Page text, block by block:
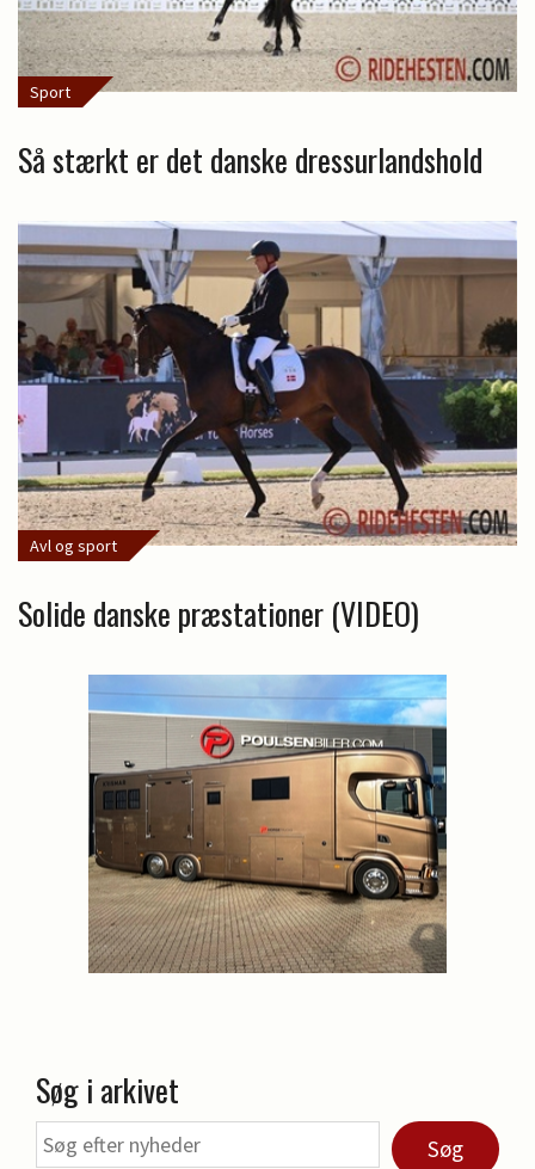
Sport
Så stærkt er det danske dressurlandshold
Avl og sport
Solide danske præstationer (VIDEO)
Søg i arkivet
Søg